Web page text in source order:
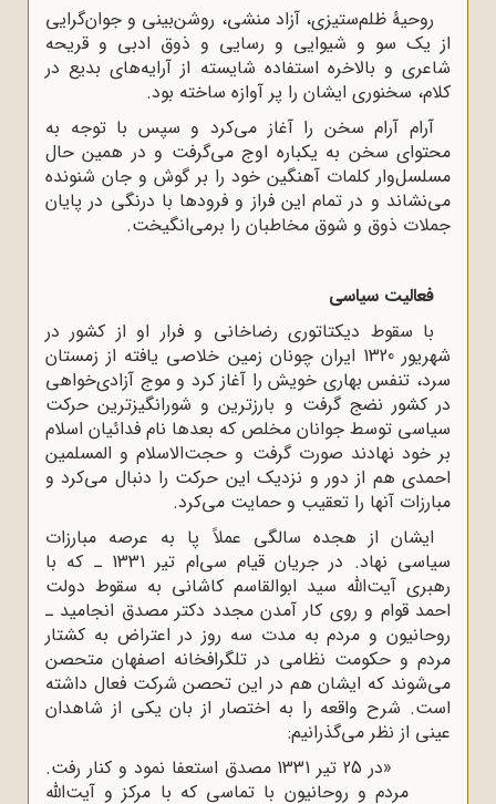
روحیۀ ظلم‌ستیزی، آزاد منشی، روشن‌بینی و جوان‌گرایی
از یک سو و شیوایی و رسایی و ذوق ادبی و قریحه
شاعری و بالاخره استفاده شایسته از آرایه‌های بدیع در
کلام، سخنوری ایشان را پر آوازه ساخته بود.
آرام آرام سخن را آغاز می‌کرد و سپس با توجه به
محتوای سخن به یکباره اوج می‌گرفت و در همین حال
مسلسل‌وار کلمات آهنگین خود را بر گوش و جان شنونده
می‌نشاند و در تمام این فراز و فرودها با درنگی در پایان
جملات ذوق و شوق مخاطبان را برمی‌انگیخت.
فعالیت سیاسی
با سقوط دیکتاتوری رضاخانی و فرار او از کشور در
شهریور 1320 ایران چونان زمین خلاصی یافته از زمستان
سرد، تنفس بهاری خویش را آغاز کرد و موج آزادی‌خواهی
در کشور نضج گرفت و بارزترین و شورانگیزترین حرکت
سیاسی توسط جوانان مخلص که بعدها نام فدائیان اسلام
بر خود نهادند صورت گرفت و حجت‌الاسلام و المسلمین
احمدی هم از دور و نزدیک این حرکت را دنبال می‌کرد و
مبارزات آنها را تعقیب و حمایت می‌کرد.
ایشان از هجده سالگی عملاً پا به عرصه مبارزات
سیاسی نهاد. در جریان قیام سی‌ام تیر 1331 ـ که با
رهبری آیت‌الله سید ابوالقاسم کاشانی به سقوط دولت
احمد قوام و روی کار آمدن مجدد دکتر مصدق انجامید ـ
روحانیون و مردم به مدت سه روز در اعتراض به کشتار
مردم و حکومت نظامی در تلگرافخانه اصفهان متحصن
می‌شوند که ایشان هم در این تحصن شرکت فعال داشته
است. شرح واقعه را به اختصار از بان یکی از شاهدان
عینی از نظر می‌گذرانیم:
«در 25 تیر 1331 مصدق استعفا نمود و کنار رفت.
مردم و روحانیون با تماسی که با مرکز و آیت‌الله